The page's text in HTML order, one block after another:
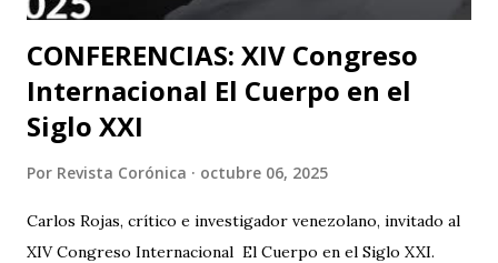
CONFERENCIAS: XIV Congreso
Internacional El Cuerpo en el
Siglo XXI
Por Revista Corónica octubre 06, 2025
Carlos Rojas, crítico e investigador venezolano, invitado al
XIV Congreso Internacional El Cuerpo en el Siglo XXI.